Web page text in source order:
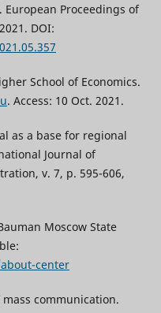
European Proceedings of
DOI:
School of Economics.
. Access: 10 Oct. 2021.
as a base for regional
Journal of
v. 7, p. 595-606,
Moscow State
center
mass communication.